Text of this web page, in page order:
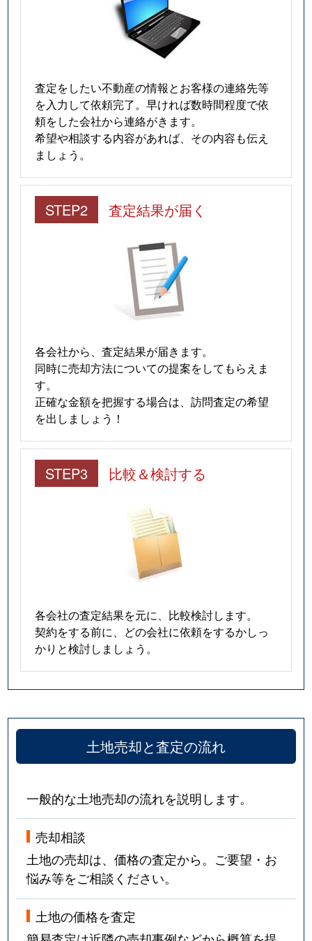
査定をしたい不動産の情報とお客様の連絡先等
を入力して依頼完了。早ければ数時間程度で依
頼をした会社から連絡がきます。
希望や相談する内容があれば、その内容も伝え
ましょう。
STEP2 査定結果が届く
各会社から、査定結果が届きます。
同時に売却方法についての提案をしてもらえま
す。
正確な金額を把握する場合は、訪問査定の希望
を出しましょう！
STEP3 比較＆検討する
各会社の査定結果を元に、比較検討します。
契約をする前に、どの会社に依頼をするかしっ
かりと検討しましょう。
土地売却と査定の流れ
一般的な土地売却の流れを説明します。
売却相談
土地の売却は、価格の査定から。ご要望・お
悩み等をご相談ください。
土地の価格を査定